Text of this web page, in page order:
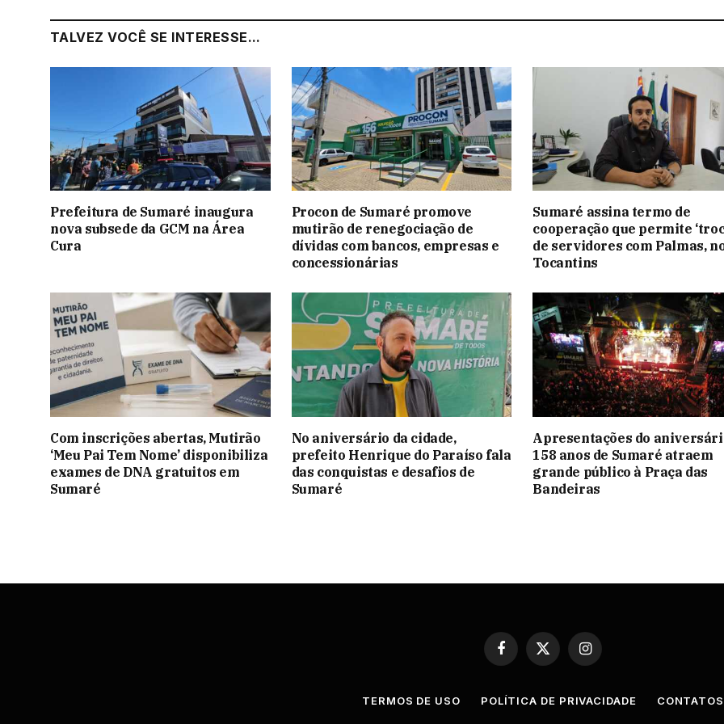
TALVEZ VOCÊ SE INTERESSE...
Prefeitura de Sumaré inaugura
nova subsede da GCM na Área
Cura
Procon de Sumaré promove
mutirão de renegociação de
dívidas com bancos, empresas e
concessionárias
Sumaré assina termo de
cooperação que permite
de servidores com Palmas,
Tocantins
Com inscrições abertas, Mutirão
‘Meu Pai Tem Nome’ disponibiliza
exames de DNA gratuitos em
Sumaré
No aniversário da cidade,
prefeito Henrique do Paraíso fala
das conquistas e desafios de
Sumaré
Apresentações do
158 anos de Sumaré atraem
grande público à Praça das
Bandeiras
Facebook
X
(Twitter)
Instagram
TERMOS DE USO POLÍTICA DE PRIVACIDADE CONTATOS